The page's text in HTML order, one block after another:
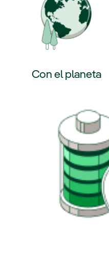
Con el planeta
externo, se abre en
Enlace